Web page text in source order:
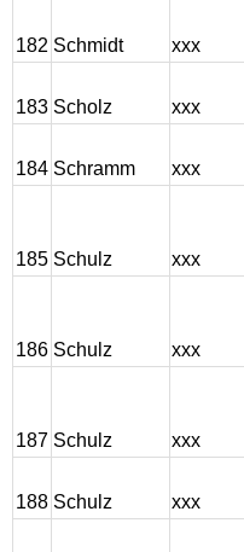
182 Schmidt xxx
183 Scholz xxx
184 Schramm xxx
185 Schulz xxx
186 Schulz xxx
187 Schulz xxx
188 Schulz xxx